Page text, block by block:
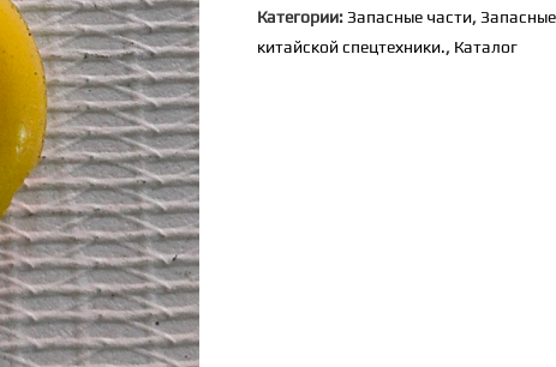
[3S5496]
(SD16,
Категории: Запасные части,
китайской спецтехники., Каталог